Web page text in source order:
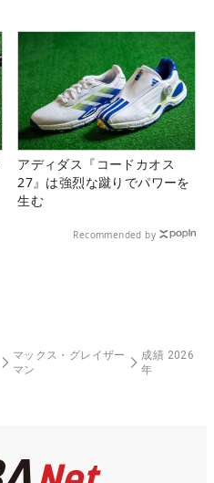
アディダス『コードカオス
27』は強烈な蹴りでパワーを
生む
Recommended by
マックス・グレイザー
マン
成績 2026
年